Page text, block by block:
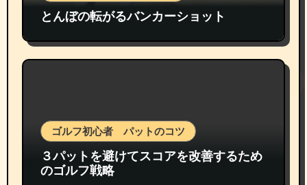
とんぼの転がるバンカーショット
ゴルフ初心者 パットのコツ
３パットを避けてスコアを改善するため
のゴルフ戦略